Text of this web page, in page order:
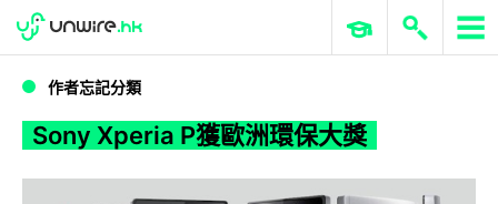
Sony Xperia P獲歐洲環保大獎
WWDC 2026 ERP 與商業 AI
作者忘記分類
Sony Xperia P獲歐洲環保大獎